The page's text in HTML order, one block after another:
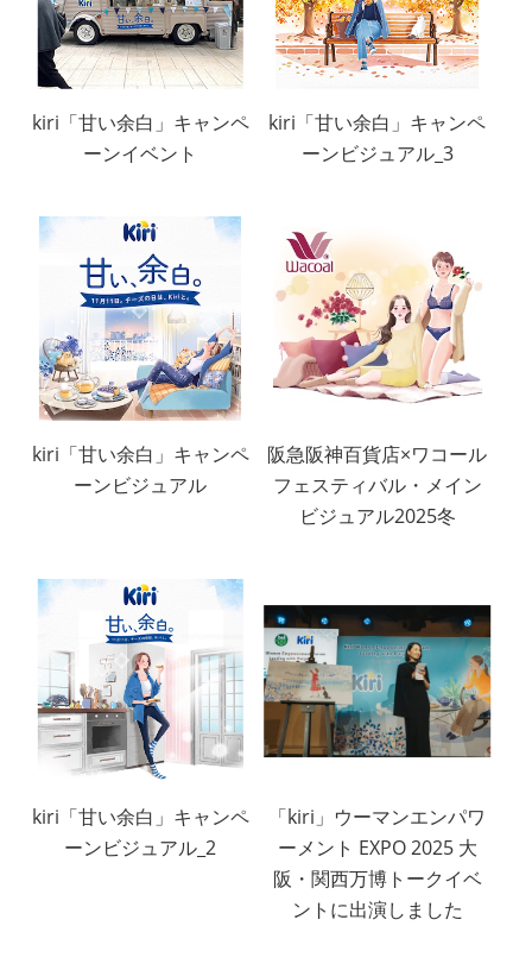
kiri「甘い余白」キャンペ
ーンイベント
kiri「甘い余白」キャンペ
ーンビジュアル_3
kiri「甘い余白」キャンペ
ーンビジュアル
阪急阪神百貨店×ワコール
フェスティバル・メイン
ビジュアル2025冬
kiri「甘い余白」キャンペ
ーンビジュアル_2
「kiri」ウーマンエンパワ
ーメント EXPO 2025 大
阪・関西万博トークイベ
ントに出演しました